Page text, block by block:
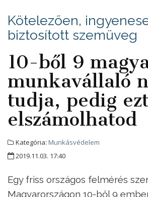
Kötelezően,
biztosított szemüveg
10-ből 9
munkavállaló
tudja, pedig
elszámolhatod
Kategória: Munkásvédelem
2019.11.03. 17:40
Egy friss országos felmérés
Magyarországon 10-ből 9